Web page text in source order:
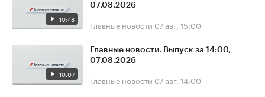
10:48
07.08.2026
Главные новости 07 авг, 15:00
10:07
Главные новости. Выпуск за 14:00,
07.08.2026
Главные новости 07 авг, 14:00